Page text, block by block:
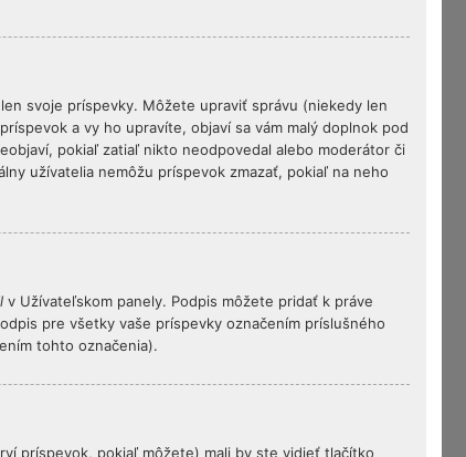
svoje príspevky. Môžete upraviť správu (niekedy len
a vy ho upravíte, objaví sa vám malý doplnok pod
pokiaľ zatiaľ nikto neodpovedal alebo moderátor či
užívatelia nemôžu príspevok zmazať, pokiaľ na neho
v Užívateľskom panely. Podpis môžete pridať k práve
pre všetky vaše príspevky označením príslušného
tohto označenia).
príspevok, pokiaľ môžete) mali by ste vidieť tlačítko